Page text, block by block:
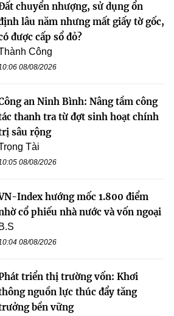
chuyển nhượng, sử dụng ổn
lâu năm nhưng mất giấy tờ gốc,
được cấp sổ đỏ?
Công
08/08/2026
an Ninh Bình: Nâng tầm công
thanh tra từ đợt sinh hoạt chính
sâu rộng
Tài
08/08/2026
Index hướng mốc 1.800 điểm
cổ phiếu nhà nước và vốn ngoại
B.S
08/08/2026
triển thị trường vốn: Khơi
nguồn lực thúc đẩy tăng
bền vững